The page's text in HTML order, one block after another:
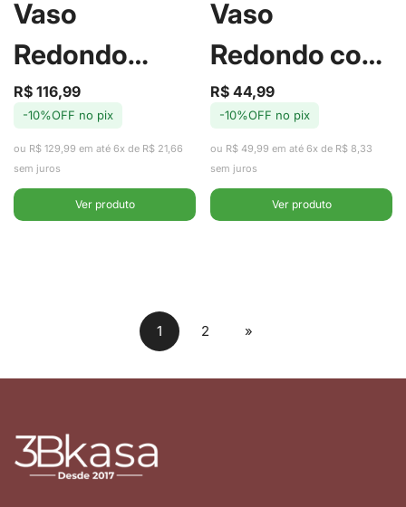
Vaso
Redondo
Megan Kiwi
D27 A26 - TS
Brasil
Preço
de
R$ 116,99
Preço
regular
-10%OFF no pix
ou R$ 129,99 em até 6x de R$ 21,66
sem juros
Ver produto
Vaso
Redondo com
Alça Nelis D15
A12 - TS Brasil
Preço
de
R$ 44,99
Preço
regular
-10%OFF no pix
ou R$ 49,99 em até 6x de R$ 8,33
sem juros
Ver produto
1 2 »